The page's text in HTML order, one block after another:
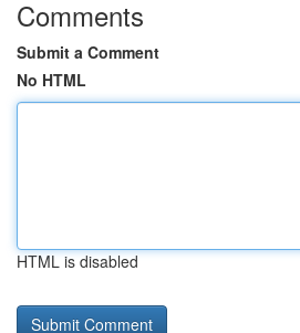
Comments
Submit a Comment
No HTML
HTML is disabled